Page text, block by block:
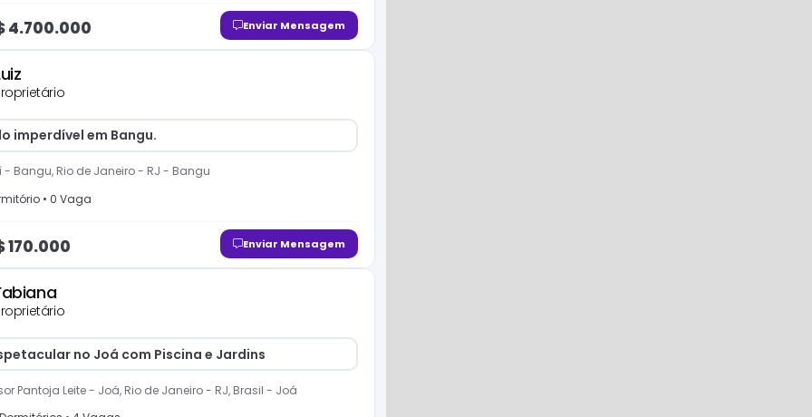
4.700.000 Enviar Mensagem
imperdível em Bangu.
- Bangu, Rio de Janeiro - RJ - Bangu
• 0 Vaga
170.000 Enviar Mensagem
no Joá com Piscina e Jardins
Pantoja Leite - Joá, Rio de Janeiro - RJ, Brasil - Joá